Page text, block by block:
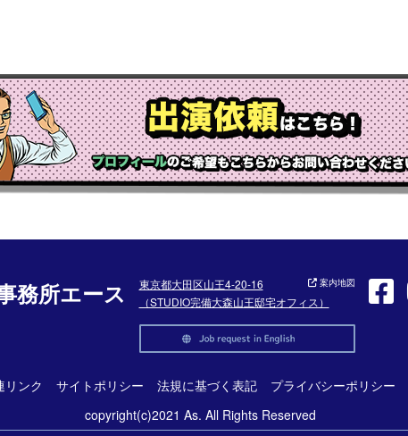
務所エース
東京都大田区山王4-20-16
（STUDIO完備大森山王邸宅オフィス）
案内地図
リンク サイトポリシー 法規に基づく表記 プライバシーポリシー
copyright(c)2021 As. All Rights Reserved